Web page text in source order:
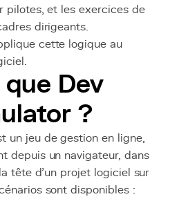
pilotes, et les exercices de
dirigeants.
cette logique au
Dev
?
un jeu de gestion en ligne,
depuis un navigateur, dans
tête d'un projet logiciel sur
sont disponibles :